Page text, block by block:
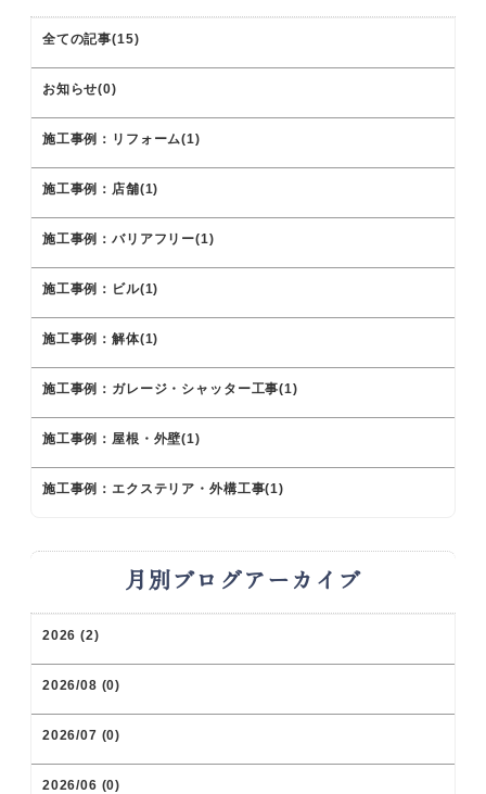
全ての記事(15)
お知らせ(0)
施工事例：リフォーム(1)
施工事例：店舗(1)
施工事例：バリアフリー(1)
施工事例：ビル(1)
施工事例：解体(1)
施工事例：ガレージ・シャッター工事(1)
施工事例：屋根・外壁(1)
施工事例：エクステリア・外構工事(1)
月別ブログアーカイブ
2026 (2)
2026/08 (0)
2026/07 (0)
2026/06 (0)